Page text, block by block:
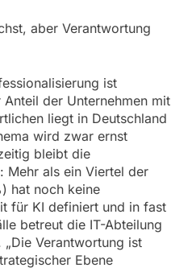
aber Verantwortung
ist
der Unternehmen mit
liegt in Deutschland
wird zwar ernst
bleibt die
Mehr als ein Viertel der
hat noch keine
für KI definiert und in fast
betreut die IT-Abteilung
Verantwortung ist
Ebene